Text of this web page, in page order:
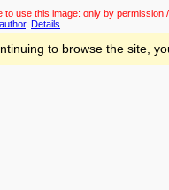
to use this image: only by permission
author. Details
to browse the site,